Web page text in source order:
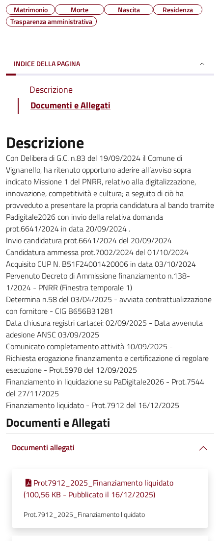
Matrimonio Morte Nascita
Residenza
Trasparenza amministrativa
INDICE DELLA PAGINA
Descrizione
Documenti e Allegati
Descrizione
Con Delibera di G.C. n.83 del 19/09/2024 il Comune di
Vignanello, ha ritenuto opportuno aderire all’avviso sopra
indicato Missione 1 del PNRR, relativo alla digitalizzazione,
innovazione, competitività e cultura; a seguito di ciò ha
provveduto a presentare la propria candidatura al bando tramite
Padigitale2026 con invio della relativa domanda
prot.6641/2024 in data 20/09/2024 .
Invio candidatura prot.6641/2024 del 20/09/2024
Candidatura ammessa prot.7002/2024 del 01/10/2024
Acquisito CUP N. B51F24001420006 in data 03/10/2024
Pervenuto Decreto di Ammissione finanziamento n.138-
1/2024 - PNRR (Finestra temporale 1)
Determina n.58 del 03/04/2025 - avviata contrattualizzazione
con fornitore - CIG B656B31281
Data chiusura registri cartacei: 02/09/2025 - Data avvenuta
adesione ANSC 03/09/2025
Comunicato completamento attività 10/09/2025 -
Richiesta erogazione finanziamento e certificazione di regolare
esecuzione - Prot.5978 del 12/09/2025
Finanziamento in liquidazione su PaDigitale2026 - Prot.7544
del 27/11/2025
Finanziamento liquidato - Prot.7912 del 16/12/2025
Documenti e Allegati
Documenti allegati
Prot7912_2025_Finanziamento liquidato
(100,56 KB - Pubblicato il 16/12/2025)
Prot.7912_2025_Finanziamento liquidato